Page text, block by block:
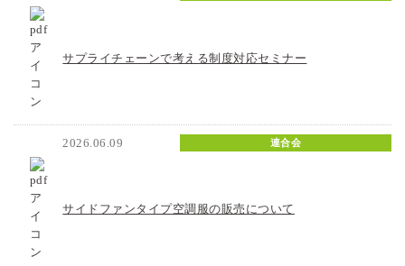
サプライチェーンで考える制度対応セミナー
2026.06.09 連合会
サイドファンタイプ空調服の販売について